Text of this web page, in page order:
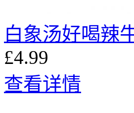
白象汤好喝辣
£4.99
查看详情